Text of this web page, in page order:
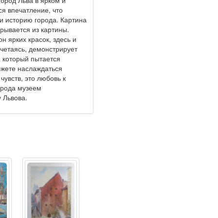
впечатление, что
историю города. Картина
из картины.
ярких красок, здесь и
демонстрирует
пытается
наслаждаться
это любовь к
музеем
Львова.